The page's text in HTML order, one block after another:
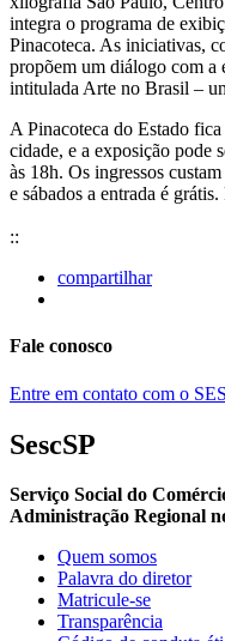
integra o programa de
Pinacoteca. As iniciativas,
propõem um diálogo com a
intitulada Arte no Brasil –
A Pinacoteca do Estado
cidade, e a exposição pode
às 18h. Os ingressos
e sábados a entrada é
::
compartilhar
Fale conosco
Entre em contato com o
SescSP
Serviço Social do
Administração Regional
Quem somos
Palavra do diretor
Matricule-se
Transparência